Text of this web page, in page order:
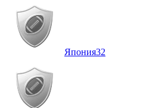
Япония32